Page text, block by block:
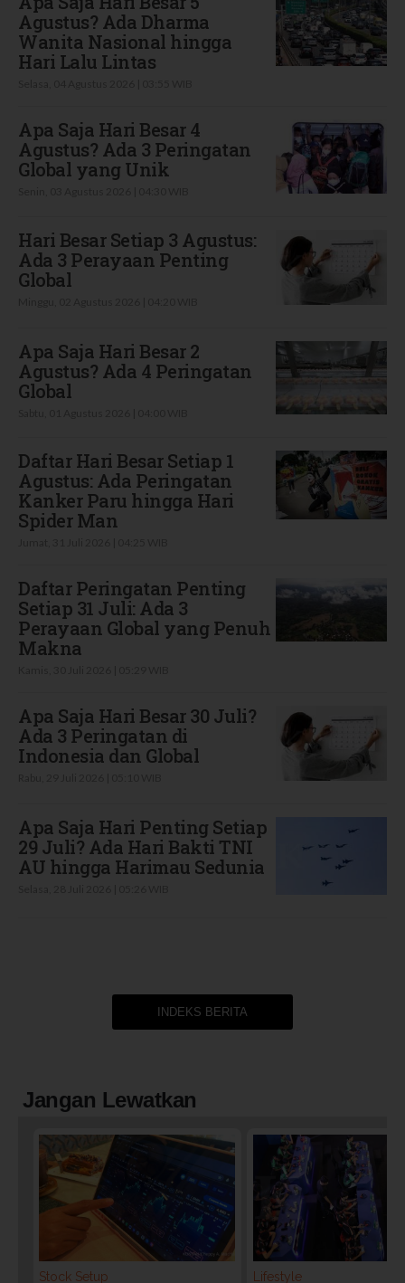
Agustus? Ada Dharma
Wanita Nasional hingga
Hari Lalu Lintas
Apa Saja Hari Besar 4
Agustus? Ada 3 Peringatan
Global yang Unik
Hari Besar Setiap 3 Agustus:
Ada 3 Perayaan Penting
Global
Apa Saja Hari Besar 2
Agustus? Ada 4 Peringatan
Global
Daftar Hari Besar Setiap 1
Agustus: Ada Peringatan
Kanker Paru hingga Hari
Spider Man
Daftar Peringatan Penting
Setiap 31 Juli: Ada 3
Perayaan Global yang Penuh
Makna
Apa Saja Hari Besar 30 Juli?
Ada 3 Peringatan di
Indonesia dan Global
Apa Saja Hari Penting Setiap
29 Juli? Ada Hari Bakti TNI
AU hingga Harimau Sedunia
INDEKS BERITA
Jangan Lewatkan
Stock Setup Lifestyle